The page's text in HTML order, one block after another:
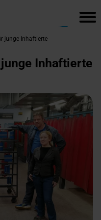
junge Inhaftierte
Inhaftierte